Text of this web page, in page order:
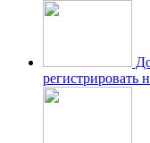
регистрировать